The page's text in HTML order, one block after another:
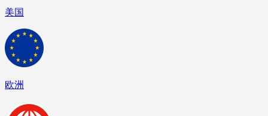
美国
欧洲